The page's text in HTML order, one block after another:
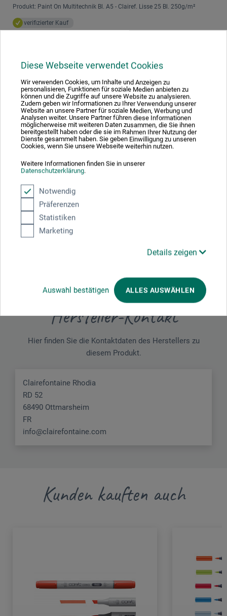
Diese Webseite verwendet Cookies
Wir verwenden Cookies, um Inhalte und Anzeigen zu
personalisieren, Funktionen für soziale Medien anbieten zu
können und die Zugriffe auf unsere Website zu analysieren.
Zudem geben wir Informationen zu Ihrer Verwendung unserer
Website an unsere Partner für soziale Medien, Werbung und
Analysen weiter. Unsere Partner führen diese Informationen
möglicherweise mit weiteren Daten zusammen, die Sie ihnen
bereitgestellt haben oder die sie im Rahmen Ihrer Nutzung der
Dienste gesammelt haben. Sie geben Einwilligung zu unseren
Cookies, wenn Sie unsere Webseite weiterhin nutzen.
Weitere Informationen finden Sie in unserer
Datenschutzerklärung.
Notwendig
Präferenzen
Statistiken
Marketing
Details zeigen
Auswahl bestätigen ALLES AUSWÄHLEN
Produkt: Paint On Multitechnik Bl. A5 - Clairef. Lisse 25 Bl. 250g/m²
verifizierter Kauf
Sehr gut als Airbrushkarton! Gleichwertige
Ersatz zu der Hahnemühle Airbrushblock:
zugreifen!!!
Produkt: Paint On Multitechnik Bl. A2 - Clairef. Lisse 25 Bl. 250g/m²
Ich bin ganz froh, ein gleichwertiger Ersatz zu der
Airbrushblock von Hahnemühle, der nicht mehr produziert
probiert, in meinem Bestand habe ich noch das Glück auch
die "das Bestes von Besten" als Vergleich einbeziehen zu
können. Obwohl, vergleichbar wie Letraset Line paper 5000
oder Letraset Cartridge Paper 220g/m², weltweit nicht mehr
produziert wird, bin mit diesen Paint On von Clairefontaine
bestens zufrieden. Es gibt kaum deutliche Unterschiede
zwischen Paint On und Paint On Lisse, was ein
Airbrushpapier leisten soll, eben die Sorte Lisse ist glatter
und weißer (und doch eine Stufe besser)
Hersteller-Kontakt
Hier finden Sie die Kontaktdaten des Herstellers zu
diesem Produkt.
Clairefontaine Rhodia
RD 52
68490 Ottmarsheim
FR
info@clairefontaine.com
Kunden kauften auch